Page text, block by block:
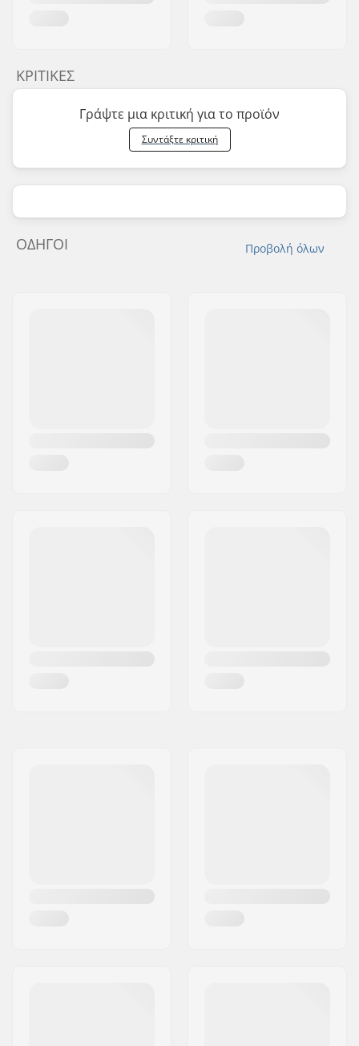
ΚΡΙΤΙΚΈΣ
Γράψτε μια κριτική για το προϊόν
Συντάξτε κριτική
Προβολή όλων
ΟΔΗΓΟΊ